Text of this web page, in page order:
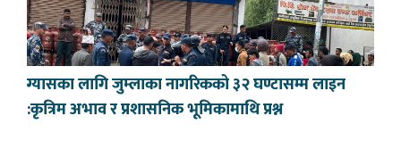
ग्यासका लागि जुम्लाका नागरिकको ३२ घण्टासम्म लाइन
:कृत्रिम अभाव र प्रशासनिक भूमिकामाथि प्रश्न